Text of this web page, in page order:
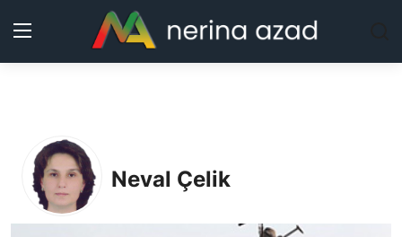
Bölgeler
Yaşam Neval Çelik